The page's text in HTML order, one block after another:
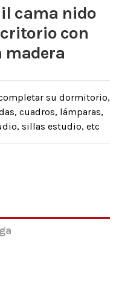
cama nido
con
madera
su dormitorio,
cuadros, lámparas,
sillas estudio, etc